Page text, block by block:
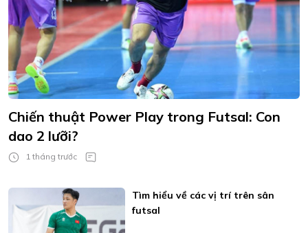
Chiến thuật Power Play trong Futsal: Con
dao 2 lưỡi?
1 tháng trước
Tìm hiểu về các vị trí trên sân
futsal